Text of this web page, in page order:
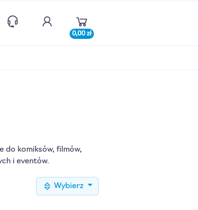
0,00 zł
do komiksów, filmów,
i eventów.
Wybierz